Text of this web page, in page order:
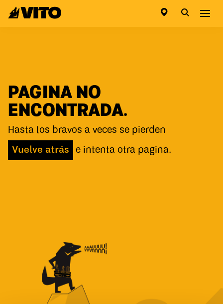
Ir a la pagina principal
PAGINA NO
ENCONTRADA.
Hasta los bravos a veces se pierden
Vuelve atrás
e intenta otra pagina.